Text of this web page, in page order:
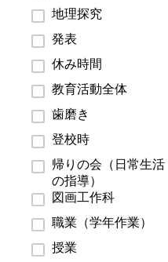
地理探究
発表
休み時間
教育活動全体
歯磨き
登校時
帰りの会（日常生活
の指導）
図画工作科
職業（学年作業）
授業